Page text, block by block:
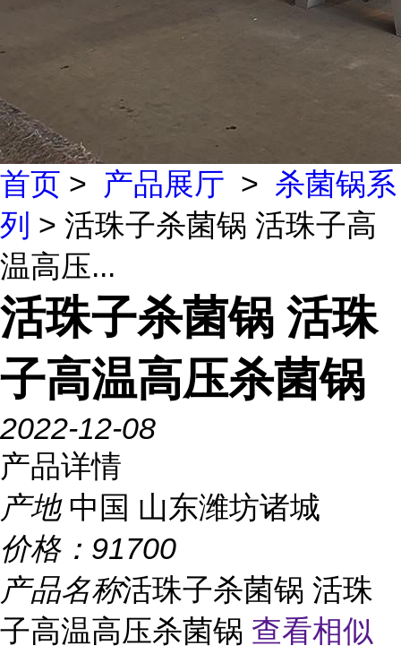
首页 > 产品展厅 > 杀菌锅系
列 > 活珠子杀菌锅 活珠子高
温高压...
活珠子杀菌锅 活珠
子高温高压杀菌锅
2022-12-08
产品详情
产地 中国 山东潍坊诸城
价格： 91700
产品名称活珠子杀菌锅 活珠
子高温高压杀菌锅 查看相似